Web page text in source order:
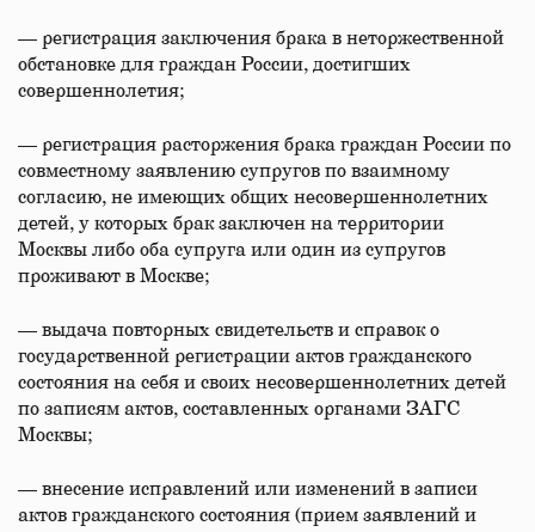
— регистрация заключения брака в неторжественной
обстановке для граждан России, достигших
совершеннолетия;
— регистрация расторжения брака граждан России по
совместному заявлению супругов по взаимному
согласию, не имеющих общих несовершеннолетних
детей, у которых брак заключен на территории
Москвы либо оба супруга или один из супругов
проживают в Москве;
— выдача повторных свидетельств и справок о
государственной регистрации актов гражданского
состояния на себя и своих несовершеннолетних детей
по записям актов, составленных органами ЗАГС
Москвы;
— внесение исправлений или изменений в записи
актов гражданского состояния (прием заявлений и